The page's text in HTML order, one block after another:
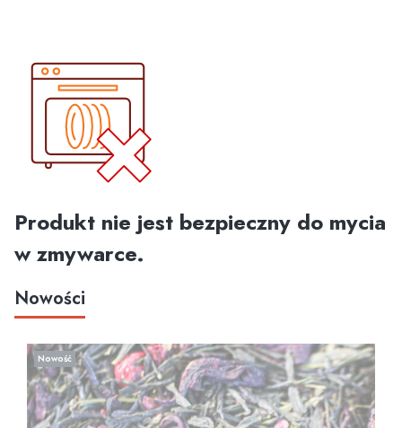
Produkt nie jest bezpieczny do mycia
w zmywarce.
Nowości
Nowość